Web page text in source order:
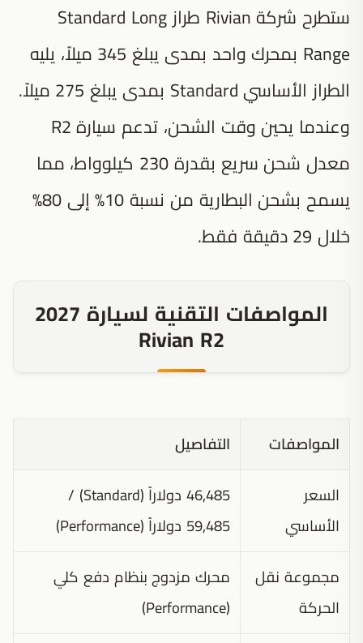
ستطرح شركة Rivian طراز Standard Long
Range بمحرك واحد بمدى يبلغ 345 ميلاً، يليه
الطراز الأساسي Standard بمدى يبلغ 275 ميلاً.
وعندما يحين وقت الشحن، تدعم سيارة R2
معدل شحن سريع بقدرة 230 كيلوواط، مما
يسمح بشحن البطارية من نسبة 10% إلى 80%
خلال 29 دقيقة فقط.
المواصفات التقنية لسيارة 2027
Rivian R2
المواصفات
التفاصيل
السعر
الأساسي
46,485 دولاراً (Standard) /
59,485 دولاراً (Performance)
مجموعة نقل
الحركة
محرك مزدوج بنظام دفع كلي
(Performance)